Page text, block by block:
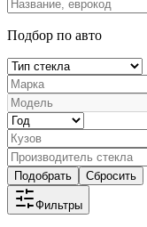
Подбор по авто
Подобрать Сбросить
Фильтры